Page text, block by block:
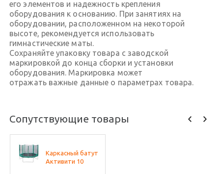
его элементов и надежность крепления
оборудования к основанию. При занятиях на
оборудовании, расположенном на некоторой
высоте, рекомендуется использовать
гимнастические маты.
Сохраняйте упаковку товара с заводской
маркировкой до конца сборки и установки
оборудования. Маркировка может
отражать важные данные о параметрах товара.
Сопутствующие товары
Каркасный батут
Активити 10